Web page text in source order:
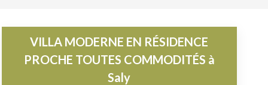
VILLA MODERNE EN RÉSIDENCE
PROCHE TOUTES COMMODITÉS à
Saly